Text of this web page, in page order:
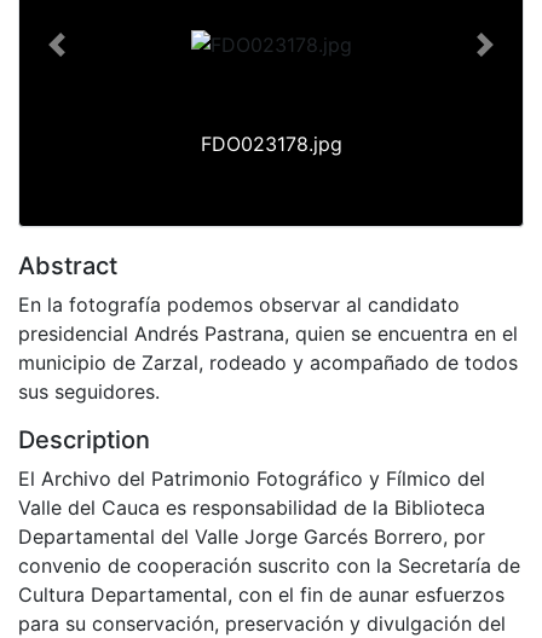
FDO023178.jpg
Previous Next
Abstract
En la fotografía podemos observar al candidato
presidencial Andrés Pastrana, quien se encuentra en el
municipio de Zarzal, rodeado y acompañado de todos
sus seguidores.
Description
El Archivo del Patrimonio Fotográfico y Fílmico del
Valle del Cauca es responsabilidad de la Biblioteca
Departamental del Valle Jorge Garcés Borrero, por
convenio de cooperación suscrito con la Secretaría de
Cultura Departamental, con el fin de aunar esfuerzos
para su conservación, preservación y divulgación del